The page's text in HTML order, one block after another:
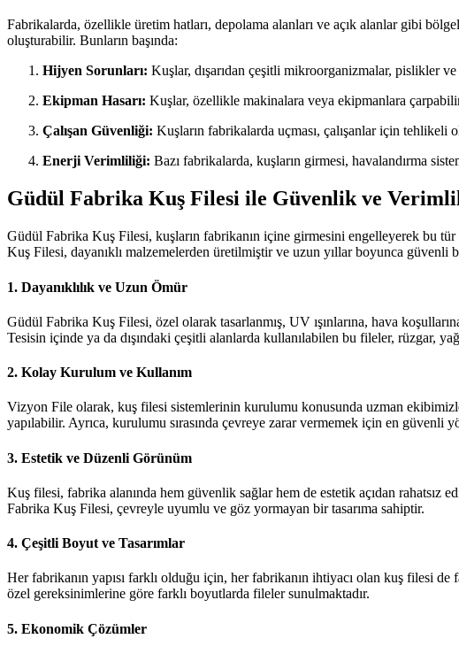
Fabrikalarda, özellikle üretim hatları, depolama alanları ve açık alanlar gibi
oluşturabilir. Bunların başında:
Hijyen Sorunları: Kuşlar, dışarıdan çeşitli mikroorganizmalar, pislikler
Ekipman Hasarı: Kuşlar, özellikle makinalara veya ekipmanlara
Çalışan Güvenliği: Kuşların fabrikalarda uçması, çalışanlar için tehlikeli
Enerji Verimliliği: Bazı fabrikalarda, kuşların girmesi, havalandırma
Güdül Fabrika Kuş Filesi ile Güvenlik ve
Güdül Fabrika Kuş Filesi, kuşların fabrikanın içine girmesini engelleyerek bu
Kuş Filesi, dayanıklı malzemelerden üretilmiştir ve uzun yıllar boyunca güvenli
1. Dayanıklılık ve Uzun Ömür
Güdül Fabrika Kuş Filesi, özel olarak tasarlanmış, UV ışınlarına, hava
Tesisin içinde ya da dışındaki çeşitli alanlarda kullanılabilen bu fileler, rüzgar,
2. Kolay Kurulum ve Kullanım
Vizyon File olarak, kuş filesi sistemlerinin kurulumu konusunda uzman
yapılabilir. Ayrıca, kurulumu sırasında çevreye zarar vermemek için en güvenli
3. Estetik ve Düzenli Görünüm
Kuş filesi, fabrika alanında hem güvenlik sağlar hem de estetik açıdan rahatsız
Fabrika Kuş Filesi, çevreyle uyumlu ve göz yormayan bir tasarıma sahiptir.
4. Çeşitli Boyut ve Tasarımlar
Her fabrikanın yapısı farklı olduğu için, her fabrikanın ihtiyacı olan kuş filesi
özel gereksinimlerine göre farklı boyutlarda fileler sunulmaktadır.
5. Ekonomik Çözümler